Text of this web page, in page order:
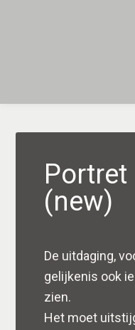
(new)
De uitdaging,
gelijkenis ook
zien.
Het moet